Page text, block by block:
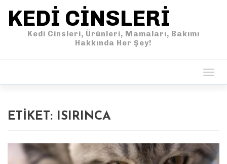
KEDI CINSLERI
Kedi Cinsleri, Ürünleri, Mamaları, Bakımı
Hakkında Her Şey!
ETIKET: ISIRINCA